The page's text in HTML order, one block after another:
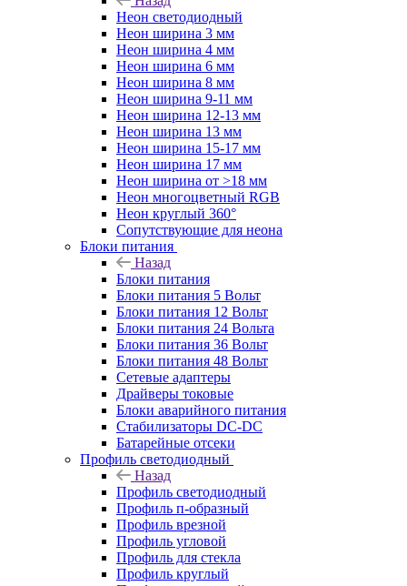
Неон светодиодный
Неон ширина 3 мм
Неон ширина 4 мм
Неон ширина 6 мм
Неон ширина 8 мм
Неон ширина 9-11 мм
Неон ширина 12-13 мм
Неон ширина 13 мм
Неон ширина 15-17 мм
Неон ширина 17 мм
Неон ширина от >18 мм
Неон многоцветный RGB
Неон круглый 360°
Сопутствующие для неона
Блоки питания
Назад
Блоки питания
Блоки питания 5 Вольт
Блоки питания 12 Вольт
Блоки питания 24 Вольта
Блоки питания 36 Вольт
Блоки питания 48 Вольт
Сетевые адаптеры
Драйверы токовые
Блоки аварийного питания
Стабилизаторы DC-DC
Батарейные отсеки
Профиль светодиодный
Назад
Профиль светодиодный
Профиль п-образный
Профиль врезной
Профиль угловой
Профиль для стекла
Профиль круглый